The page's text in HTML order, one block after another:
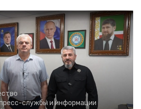
службы и информации